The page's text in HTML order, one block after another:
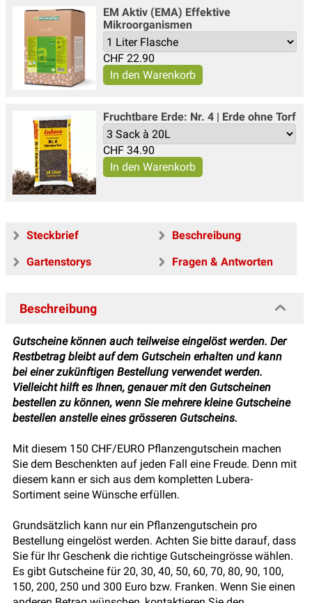
EM Aktiv (EMA) Effektive
Mikroorganismen
CHF 22.90
Fruchtbare Erde: Nr. 4 | Erde ohne Torf
CHF 34.90
Steckbrief
Beschreibung
Gartenstorys
Fragen & Antworten
Beschreibung
Gutscheine können auch teilweise eingelöst werden. Der
Restbetrag bleibt auf dem Gutschein erhalten und kann
bei einer zukünftigen Bestellung verwendet werden.
Vielleicht hilft es Ihnen, genauer mit den Gutscheinen
bestellen zu können, wenn Sie mehrere kleine Gutscheine
bestellen anstelle eines grösseren Gutscheins.
Mit diesem 150 CHF/EURO Pflanzengutschein machen
Sie dem Beschenkten auf jeden Fall eine Freude. Denn mit
diesem kann er sich aus dem kompletten Lubera-
Sortiment seine Wünsche erfüllen.
Grundsätzlich kann nur ein Pflanzengutschein pro
Bestellung eingelöst werden. Achten Sie bitte darauf, dass
Sie für Ihr Geschenk die richtige Gutscheingrösse wählen.
Es gibt Gutscheine für 20, 30, 40, 50, 60, 70, 80, 90, 100,
150, 200, 250 und 300 Euro bzw. Franken. Wenn Sie einen